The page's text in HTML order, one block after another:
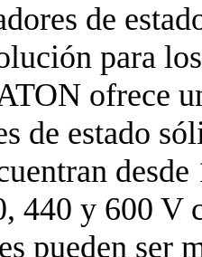
de
para
ofrece
de estado
440 y 600 V
pueden ser